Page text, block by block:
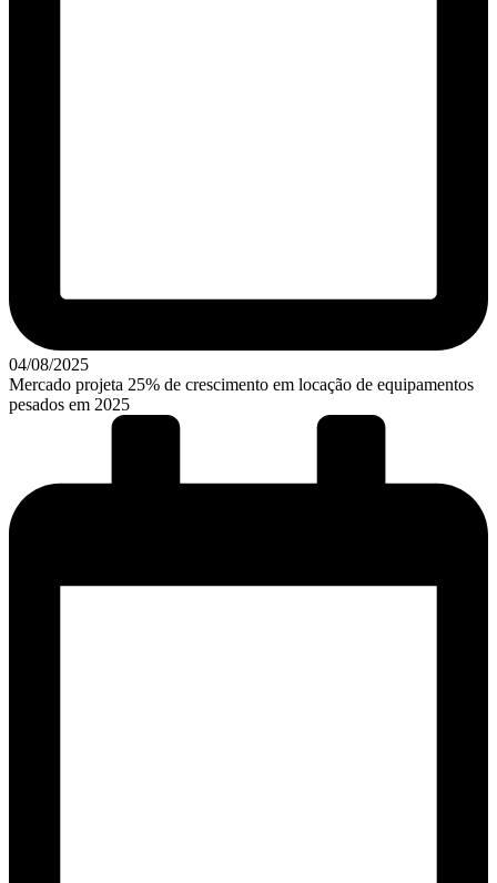
04/08/2025
Mercado projeta 25% de crescimento em locação de equipamentos
pesados em 2025